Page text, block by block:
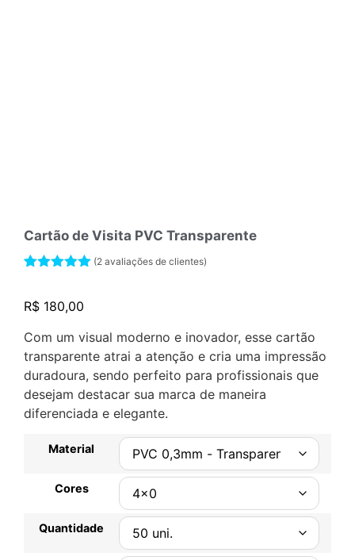
Cartão de Visita PVC Transparente
de 5, com
baseado
em
avaliações
de clientes
(2avaliações de clientes)
R$ 180,00
Com um visual moderno e inovador, esse cartão
transparente atrai a atenção e cria uma impressão
duradoura, sendo perfeito para profissionais que
desejam destacar sua marca de maneira
diferenciada e elegante.
Material
Cores
Quantidade